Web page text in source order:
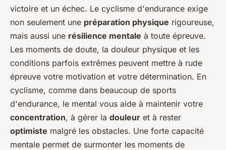
victoire et un échec. Le cyclisme d'endurance exige
non seulement une préparation physique rigoureuse,
mais aussi une résilience mentale à toute épreuve.
Les moments de doute, la douleur physique et les
conditions parfois extrêmes peuvent mettre à rude
épreuve votre motivation et votre détermination. En
cyclisme, comme dans beaucoup de sports
d'endurance, le mental vous aide à maintenir votre
concentration, à gérer la douleur et à rester
optimiste malgré les obstacles. Une forte capacité
mentale permet de surmonter les moments de